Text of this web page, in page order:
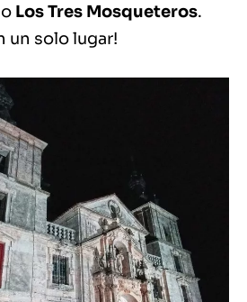
o Los Tres Mosqueteros.
un solo lugar!